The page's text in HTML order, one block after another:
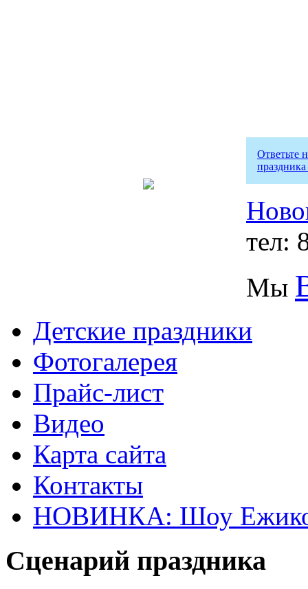
Ответьте
тел:
Мы
Детские праздники
Фотогалерея
Прайс-лист
Видео
Карта сайта
Контакты
НОВИНКА: Шоу
Сценарий праздника